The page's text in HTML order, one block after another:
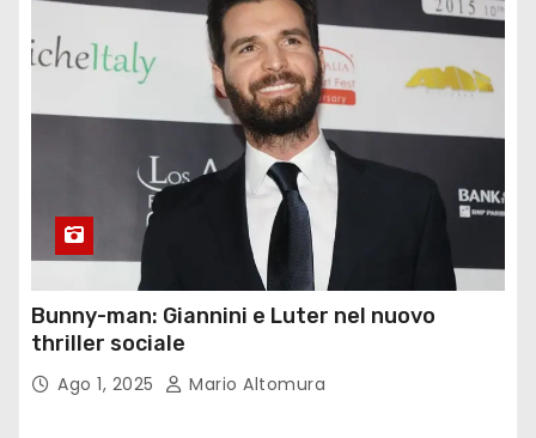
Bunny-man: Giannini e Luter nel nuovo
thriller sociale
Ago 1, 2025 Mario Altomura